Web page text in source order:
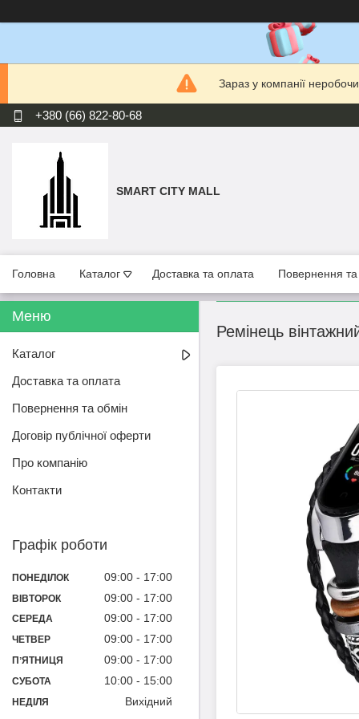
Зараз у компанії
+380 (66) 822-80-68
SMART CITY MALL
Головна Каталог Доставка та оплата Повернення та
Ремінець
Каталог
Доставка та оплата
Повернення та обмін
Договір публічної оферти
Про компанію
Контакти
Графік роботи
ПОНЕДІЛОК 09:00 17:00
ВІВТОРОК 09:00 17:00
СЕРЕДА 09:00 17:00
ЧЕТВЕР 09:00 17:00
ПʼЯТНИЦЯ 09:00 17:00
СУБОТА 10:00 15:00
НЕДІЛЯ Вихідний